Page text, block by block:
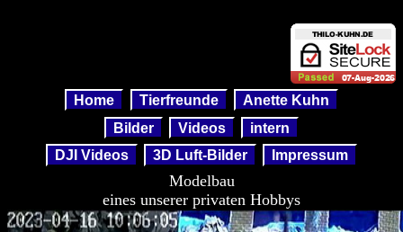
Home Tierfreunde
Anette Kuhn
Bilder
Videos
intern
DJI Videos
3D Luft-Bilder Impressum
Modelbau
eines unserer privaten Hobbys